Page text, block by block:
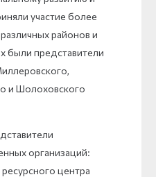
участие более
районов и
были представители
и Шолоховского
организаций:
центра